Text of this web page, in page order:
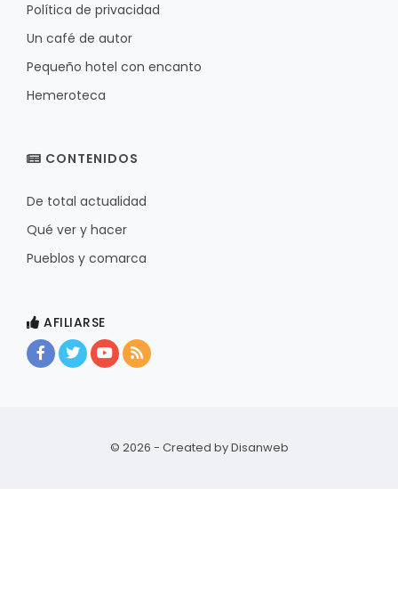
Política de privacidad
Un café de autor
Pequeño hotel con encanto
Hemeroteca
CONTENIDOS
De total actualidad
Qué ver y hacer
Pueblos y comarca
AFILIARSE
© 2026 - Created byDisanweb